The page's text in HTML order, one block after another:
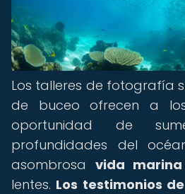
Los talleres de fotografía
de buceo ofrecen a
oportunidad de
profundidades del
asombrosa vida marina
lentes. Los testimonios